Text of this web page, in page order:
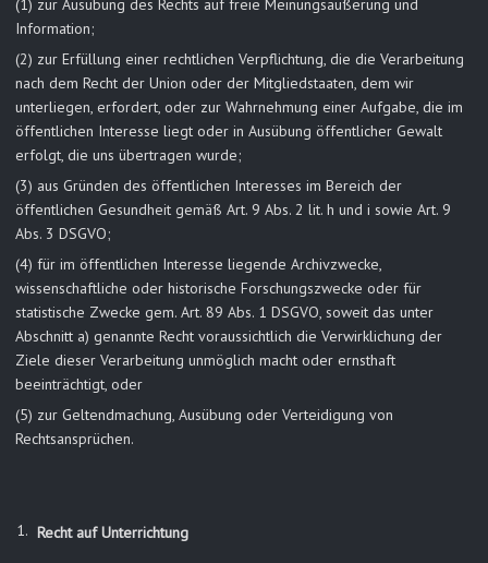
(1) zur Ausübung des Rechts auf freie Meinungsäußerung und
Information;
(2) zur Erfüllung einer rechtlichen Verpflichtung, die die Verarbeitung
nach dem Recht der Union oder der Mitgliedstaaten, dem wir
unterliegen, erfordert, oder zur Wahrnehmung einer Aufgabe, die im
öffentlichen Interesse liegt oder in Ausübung öffentlicher Gewalt
erfolgt, die uns übertragen wurde;
(3) aus Gründen des öffentlichen Interesses im Bereich der
öffentlichen Gesundheit gemäß Art. 9 Abs. 2 lit. h und i sowie Art. 9
Abs. 3 DSGVO;
(4) für im öffentlichen Interesse liegende Archivzwecke,
wissenschaftliche oder historische Forschungszwecke oder für
statistische Zwecke gem. Art. 89 Abs. 1 DSGVO, soweit das unter
Abschnitt a) genannte Recht voraussichtlich die Verwirklichung der
Ziele dieser Verarbeitung unmöglich macht oder ernsthaft
beeinträchtigt, oder
(5) zur Geltendmachung, Ausübung oder Verteidigung von
Rechtsansprüchen.
Recht auf Unterrichtung